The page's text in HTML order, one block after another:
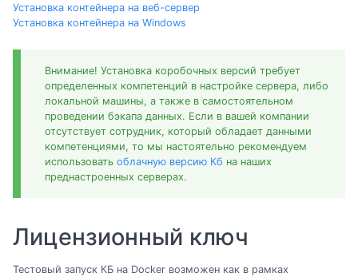
Установка контейнера на веб-сервер
Установка контейнера на Windows
Внимание! Установка коробочных версий требует
определенных компетенций в настройке сервера, либо
локальной машины, а также в самостоятельном
проведении бэкапа данных. Если в вашей компании
отсутствует сотрудник, который обладает данными
компетенциями, то мы настоятельно рекомендуем
использовать облачную версию Кб на наших
преднастроенных серверах.
Лицензионный ключ
Тестовый запуск КБ на Docker возможен как в рамках